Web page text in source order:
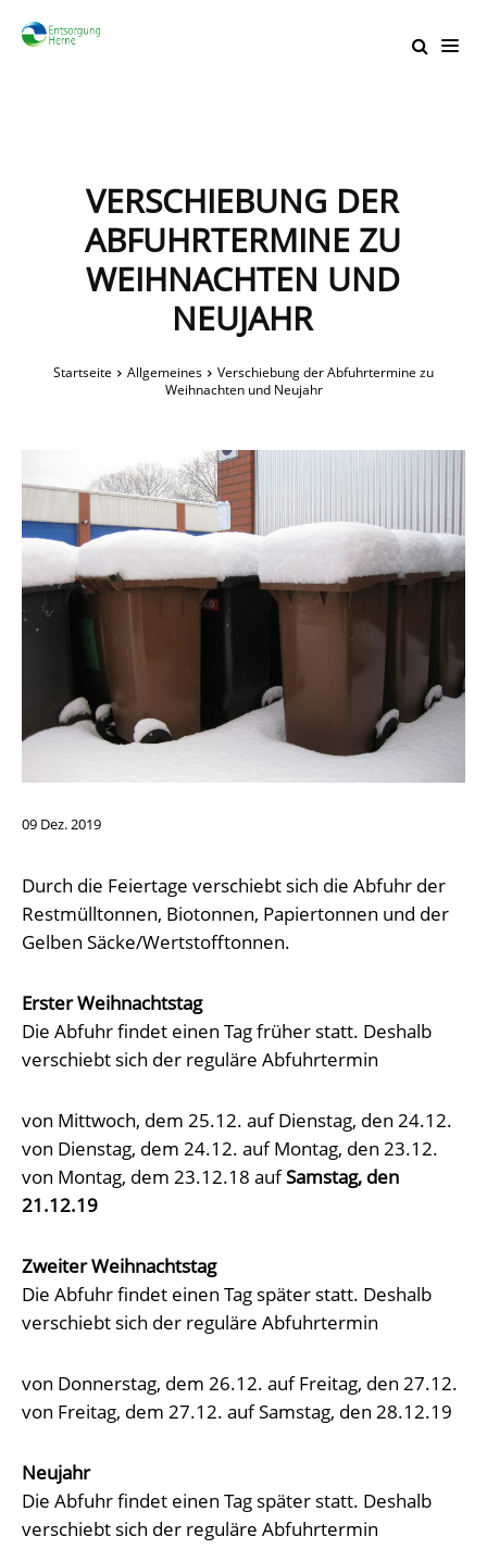
VERSCHIEBUNG DER
ABFUHRTERMINE ZU
WEIHNACHTEN UND
NEUJAHR
Startseite Allgemeines
Verschiebung der Abfuhrtermine zu
Weihnachten und Neujahr
09 Dez.2019
Durch die Feiertage verschiebt sich die Abfuhr der
Restmülltonnen, Biotonnen, Papiertonnen und der
Gelben Säcke/Wertstofftonnen.
Erster Weihnachtstag
Die Abfuhr findet einen Tag früher statt. Deshalb
verschiebt sich der reguläre Abfuhrtermin
von Mittwoch, dem 25.12. auf Dienstag, den 24.12.
von Dienstag, dem 24.12. auf Montag, den 23.12.
von Montag, dem 23.12.18 aufSamstag, den
21.12.19
Zweiter Weihnachtstag
Die Abfuhr findet einen Tag später statt. Deshalb
verschiebt sich der reguläre Abfuhrtermin
von Donnerstag, dem 26.12. auf Freitag, den 27.12.
von Freitag, dem 27.12. auf Samstag, den 28.12.19
Neujahr
Die Abfuhr findet einen Tag später statt. Deshalb
verschiebt sich der reguläre Abfuhrtermin